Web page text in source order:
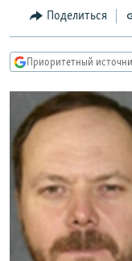
главной
Вернутся
поиску
КУЛЬТУРА
КАВКАЗ.РЕАЛИИ
СЕВЕР.РЕАЛИИ
СИБИРЬ.РЕАЛИИ
РАСПИСАНИЕ
ПОДПИШИТЕСЬ НА
СОЦИАЛЬНЫЕ СЕТИ
Поделиться
Приоритетный